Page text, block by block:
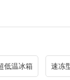
低温冰箱 速冻